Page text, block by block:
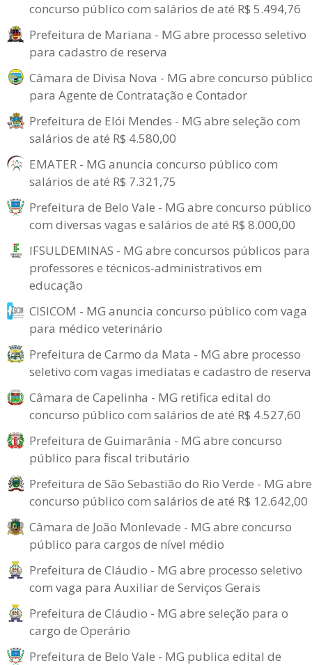
concurso público com salários de até R$ 5.494,76
Prefeitura de Mariana - MG abre processo seletivo
para cadastro de reserva
Câmara de Divisa Nova - MG abre concurso
para Agente de Contratação e Contador
Prefeitura de Elói Mendes - MG abre seleção com
salários de até R$ 4.580,00
EMATER - MG anuncia concurso público com
salários de até R$ 7.321,75
Prefeitura de Belo Vale - MG abre concurso público
com diversas vagas e salários de até R$ 8.000,00
IFSULDEMINAS - MG abre concursos públicos para
professores e técnicos-administrativos em
educação
CISICOM - MG anuncia concurso público com vaga
para médico veterinário
Prefeitura de Carmo da Mata - MG abre processo
seletivo com vagas imediatas e cadastro de reserva
Câmara de Capelinha - MG retifica edital do
concurso público com salários de até R$ 4.527,60
Prefeitura de Guimarânia - MG abre concurso
público para fiscal tributário
Prefeitura de São Sebastião do Rio Verde - MG abre
concurso público com salários de até R$ 12.642,00
Câmara de João Monlevade - MG abre concurso
público para cargos de nível médio
Prefeitura de Cláudio - MG abre processo seletivo
com vaga para Auxiliar de Serviços Gerais
Prefeitura de Cláudio - MG abre seleção para o
cargo de Operário
Prefeitura de Belo Vale - MG publica edital de